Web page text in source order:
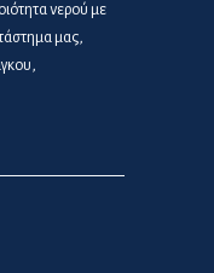
νερού με
μας,